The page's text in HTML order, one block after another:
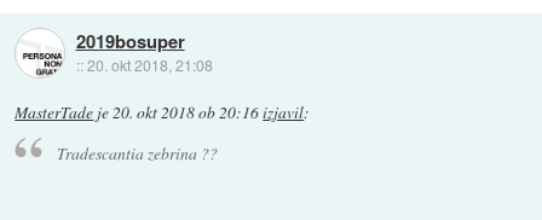
2019bosuper
::20. okt 2018, 21:08
MasterTade je20. okt 2018 ob 20:16izjavil:
Tradescantia zebrina??